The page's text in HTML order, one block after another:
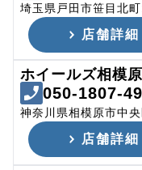
埼玉県戸田市笹目北
店舗詳細
ホイールズ相模
050-1807-
神奈川県相模原市中
店舗詳細